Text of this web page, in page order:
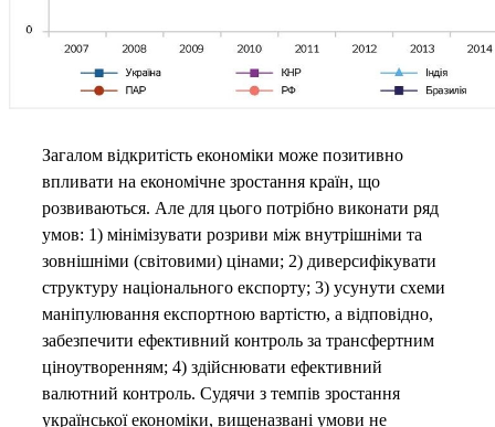
Загалом відкритість економіки може позитивно
впливати на економічне зростання країн, що
розвиваються. Але для цього потрібно виконати ряд
умов: 1) мінімізувати розриви між внутрішніми та
зовнішніми (світовими) цінами; 2) диверсифікувати
структуру національного експорту; 3) усунути схеми
маніпулювання експортною вартістю, а відповідно,
забезпечити ефективний контроль за трансфертним
ціноутворенням; 4) здійснювати ефективний
валютний контроль. Судячи з темпів зростання
української економіки, вищеназвані умови не